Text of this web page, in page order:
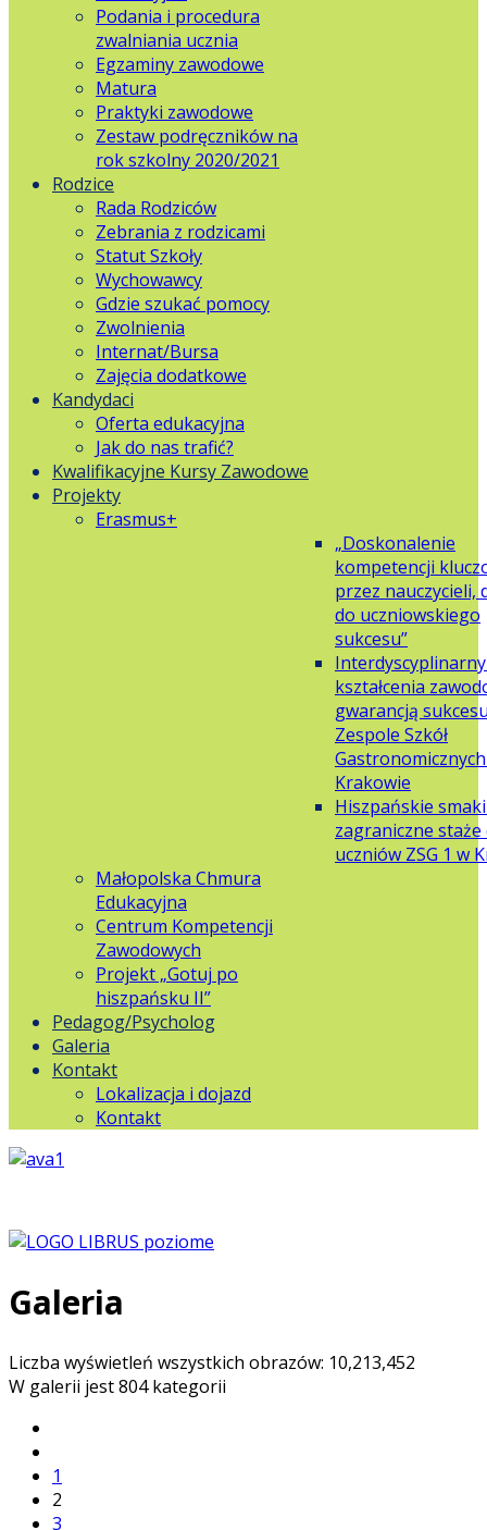
Podania i procedura
zwalniania ucznia
Egzaminy zawodowe
Matura
Praktyki zawodowe
Zestaw podręczników na
rok szkolny 2020/2021
Rodzice
Rada Rodziców
Zebrania z rodzicami
Statut Szkoły
Wychowawcy
Gdzie szukać pomocy
Zwolnienia
Internat/Bursa
Zajęcia dodatkowe
Kandydaci
Oferta edukacyjna
Jak do nas trafić?
Kwalifikacyjne Kursy Zawodowe
Projekty
Erasmus+
„Doskonalenie
kompetencji
przez nauczycieli,
do uczniowskiego
sukcesu”
kształcenia
gwarancją
Zespole Szkół
Krakowie
Hiszpańskie
zagraniczne staże
uczniów ZSG 1 w
Małopolska Chmura
Edukacyjna
Centrum Kompetencji
Zawodowych
Projekt „Gotuj po
hiszpańsku II”
Pedagog/Psycholog
Galeria
Kontakt
Lokalizacja i dojazd
Kontakt
Galeria
Liczba wyświetleń wszystkich obrazów: 10,213,452
W galerii jest 804 kategorii
1
2
3